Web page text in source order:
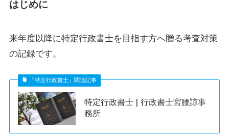
はじめに
来年度以降に特定行政書士を目指す方へ贈る考査対策
の記録です。
『特定行政書士』関連記事
特定行政書士 | 行政書士宮腰諒事
務所